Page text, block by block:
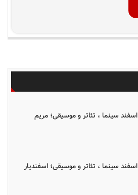
متولدین ۲۴ اسفند سینما ، تئاتر و موسیقی؛ مریم
متولدین ۲۴ اسفند سینما ، تئاتر و موسیقی؛ اسفندیار